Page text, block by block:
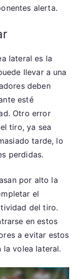
alerta.
lateral es la
llevar a una
deben
esté
Otro error
tiro, ya sea
tarde, lo
perdidas.
por alto la
el
del tiro.
en estos
a evitar estos
la volea lateral.